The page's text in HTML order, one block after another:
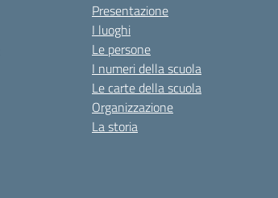
Presentazione
I luoghi
Le persone
I numeri della scuola
Le carte della scuola
Organizzazione
La storia